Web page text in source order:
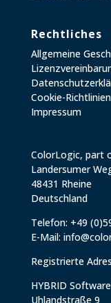
Rechtliches
Allgemeine
Cookie-Richtlinien
Impressum
ColorLogic, part
Landersumer
48431 Rheine
Deutschland
Telefon: +49
E-Mail:
Registrierte
HYBRID
Uhlandstraße 9